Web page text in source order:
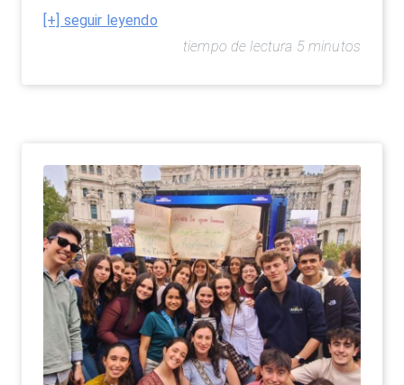
[+] seguir leyendo
tiempo de lectura 5 minutos